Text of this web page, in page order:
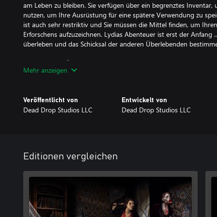
am Leben zu bleiben. Sie verfügen über ein begrenztes Inventar,
nutzen, um Ihre Ausrüstung für eine spätere Verwendung zu
ist auch sehr restriktiv und Sie müssen die Mittel finden, um
Erforschens aufzuzeichnen. Lydias Abenteuer ist erst der Anfang
überleben und das Schicksal der anderen Überlebenden
Story-Modus: Überleben Sie ein klassisches Survival-Horror-
Battle Mode: Tough wie Nägel Action-Modus, in dem Sie
Umgebungen.
Explore: Durchsuche Räume und lese Protokolle, um Schlüssel zu
Classic: Echter Hardcore-Klassiker mit begrenztem Inventar und
Fortschritt: Das Speichern ist begrenzt und beschränkt. Suchen
aufzuzeichnen.
Lagerung: Verwalten Sie Ihr begrenztes Inventar, indem Sie
Schwierig: Spiele in mehreren Schwierigkeitsmodi, einschließlich
Verteidigung: Verwenden Sie zahlreiche Schusswaffen und
Mehr anzeigen
Veröffentlicht von
Dead Drop Studios LLC
Entwickelt von
Dead Drop Studios LLC
Editionen vergleichen